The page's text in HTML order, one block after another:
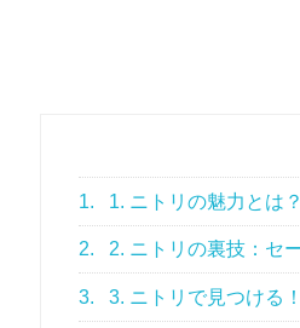
1. 1. ニトリの魅力とは
2. 2. ニトリの裏技：セ
3. 3. ニトリで見つける